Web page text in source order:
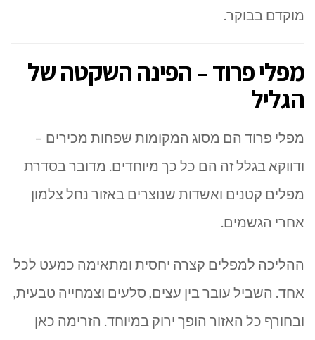
מוקדם בבוקר.
מפלי פרוד – הפינה השקטה של
הגליל
מפלי פרוד הם מסוג המקומות שפחות מכירים –
ודווקא בגלל זה הם כל כך מיוחדים. מדובר בסדרת
מפלים קטנים ואשדות שנוצרים באזור נחל צלמון
אחרי הגשמים.
ההליכה למפלים קצרה יחסית ומתאימה כמעט לכל
אחד. השביל עובר בין עצים, סלעים וצמחייה טבעית,
ובחורף כל האזור הופך ירוק במיוחד. הזרימה כאן